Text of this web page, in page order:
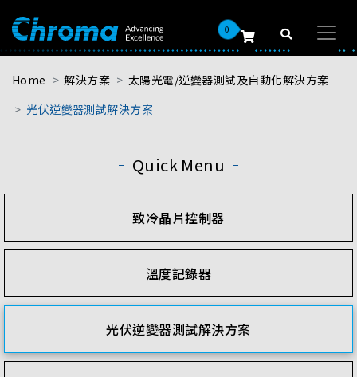
0
Home 解決方案
太陽光電/逆變器測試及自動化解決方案
光伏逆變器測試解決方案
Quick Menu
致冷晶片控制器
溫度記錄器
光伏逆變器測試解決方案